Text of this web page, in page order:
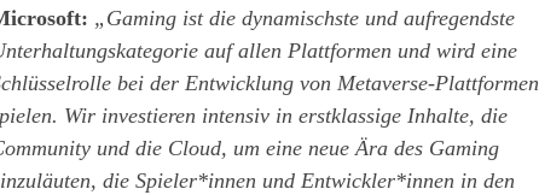
„Gaming ist die dynamischste und aufregendste
auf allen Plattformen und wird eine
bei der Entwicklung von Metaverse-Plattformen
Wir investieren intensiv in erstklassige Inhalte, die
und die Cloud, um eine neue Ära des Gaming
die Spieler*innen und Entwickler*innen in den